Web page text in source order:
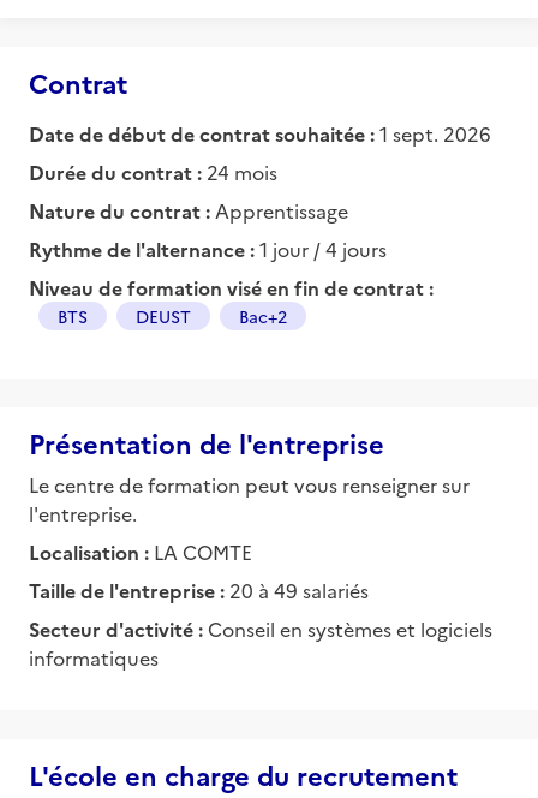
Contrat
Date de début de contrat souhaitée :1 sept. 2026
Durée du contrat : 24 mois
Nature du contrat : Apprentissage
Rythme de l'alternance :1 jour / 4 jours
Niveau de formation visé en fin de contrat :
BTS DEUST Bac+2
Présentation de l'entreprise
Le centre de formation peut vous renseigner sur
l'entreprise.
Localisation : LA COMTE
Taille de l'entreprise : 20 à 49 salariés
Secteur d'activité : Conseil en systèmes et logiciels
informatiques
L'école en charge du recrutement